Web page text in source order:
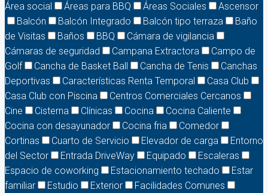
Área social
Áreas para BBQ Áreas Sociales
Ascensor
Balcón
Balcón Integrado Balcón tipo terraza
Baño
de Visitas
Baños BBQ
Cámara de vigilancia
Cámaras de seguridad
Campana Extractora
Campo de
Golf
Cancha de Basket Ball Cancha de Tenis
Canchas
Deportivas
Características Renta Temporal
Casa Club
Casa Club con Piscina
Centros Comerciales Cercanos
Cine
Cisterna Clínicas Cocina
Cocina Caliente
Cocina con desayunador
Cocina fria
Comedor
Cortinas
Cuarto de Servicio Elevador de carga
Entorno
del Sector
Entrada DriveWay Equipado
Escaleras
Espacio de coworking
Estacionamiento techado
Estar
familiar
Estudio Exterior
Facilidades Comunes